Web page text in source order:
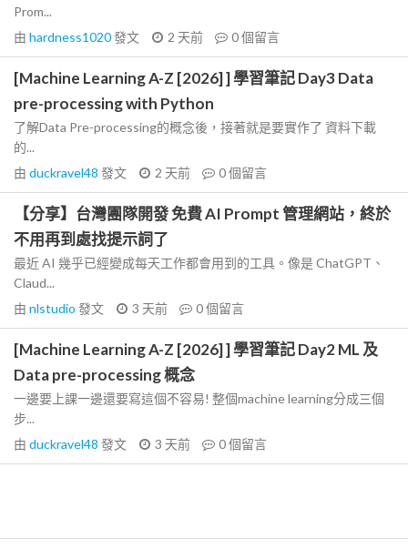
Prom...
由 hardness1020發文 2 天前 0個留言
[Machine Learning A-Z [2026] ] 學習筆記 Day3 Data
pre-processing with Python
了解Data Pre-processing的概念後，接著就是要實作了 資料下載
的...
由 duckravel48 發文 2 天前 0個留言
【分享】台灣團隊開發 免費 AI Prompt 管理網站，終於
不用再到處找提示詞了
最近 AI 幾乎已經變成每天工作都會用到的工具。像是 ChatGPT、
Claud...
由 nlstudio 發文 3 天前 0個留言
[Machine Learning A-Z [2026] ] 學習筆記 Day2 ML 及
Data pre-processing 概念
一邊要上課一邊還要寫這個不容易! 整個machine learning分成三個
步...
由 duckravel48 發文 3 天前 0個留言